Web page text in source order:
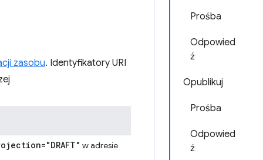
Prośba
Odpowied
ź
Opublikuj
Prośba
Odpowied
ź
zasobu. Identyfikatory URI
w adresie